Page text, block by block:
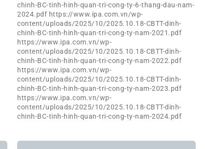
chinh-BC-tinh-hinh-quan-tri-cong-ty-6-thang-dau-nam-
2024.pdf https://www.ipa.com.vn/wp-
content/uploads/2025/10/2025.10.18-CBTT-dinh-
chinh-BC-tinh-hinh-quan-tri-cong-ty-nam-2021.pdf
https://www.ipa.com.vn/wp-
content/uploads/2025/10/2025.10.18-CBTT-dinh-
chinh-BC-tinh-hinh-quan-tri-cong-ty-nam-2022.pdf
https://www.ipa.com.vn/wp-
content/uploads/2025/10/2025.10.18-CBTT-dinh-
chinh-BC-tinh-hinh-quan-tri-cong-ty-nam-2023.pdf
https://www.ipa.com.vn/wp-
content/uploads/2025/10/2025.10.18-CBTT-dinh-
chinh-BC-tinh-hinh-quan-tri-cong-ty-nam-2024.pdf